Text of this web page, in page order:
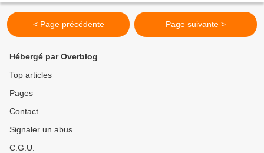
< Page précédente Page suivante >
Hébergé par Overblog
Top articles
Pages
Contact
Signaler un abus
C.G.U.